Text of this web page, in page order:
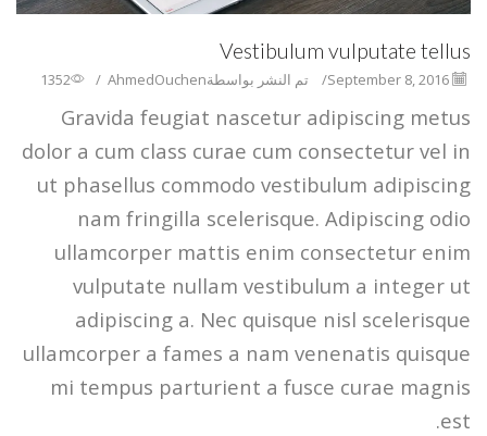
Vestibulum vulputate tellus
/ تم النشر بواسطةAhmedOuchen
/
1352
Gravida feugiat nascetur adipiscing metus
dolor a cum class curae cum consectetur vel in
ut phasellus commodo vestibulum adipiscing
nam fringilla scelerisque. Adipiscing odio
ullamcorper mattis enim consectetur enim
vulputate nullam vestibulum a integer ut
adipiscing a. Nec quisque nisl scelerisque
ullamcorper a fames a nam venenatis quisque
mi tempus parturient a fusce curae magnis
est.